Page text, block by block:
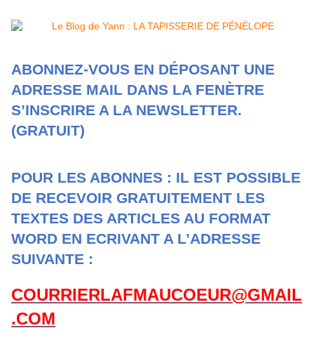
ABONNEZ-VOUS EN DÉPOSANT UNE
ADRESSE MAIL DANS LA FENÈTRE
S’INSCRIRE A LA NEWSLETTER.
(GRATUIT)
POUR LES ABONNES : IL EST POSSIBLE
DE RECEVOIR GRATUITEMENT LES
TEXTES DES ARTICLES AU FORMAT
WORD EN ECRIVANT A L’ADRESSE
SUIVANTE :
COURRIERLAFMAUCOEUR@GMAIL
.COM